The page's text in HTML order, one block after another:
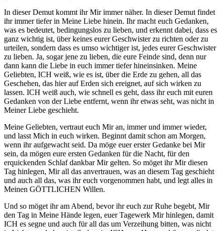
In dieser Demut kommt ihr Mir immer näher. In dieser Demut findet
ihr immer tiefer in Meine Liebe hinein. Ihr macht euch Gedanken,
was es bedeutet, bedingungslos zu lieben, und erkennt dabei, dass es
ganz wichtig ist, über keines eurer Geschwister zu richten oder zu
urteilen, sondern dass es umso wichtiger ist, jedes eurer Geschwister
zu lieben. Ja, sogar jene zu lieben, die eure Feinde sind, denn nur
dann kann die Liebe in euch immer tiefer hineinsinken. Meine
Geliebten, ICH weiß, wie es ist, über die Erde zu gehen, all das
Geschehen, das hier auf Erden sich ereignet, auf sich wirken zu
lassen. ICH weiß auch, wie schnell es geht, dass ihr euch mit euren
Gedanken von der Liebe entfernt, wenn ihr etwas seht, was nicht in
Meiner Liebe geschieht.
Meine Geliebten, vertraut euch Mir an, immer und immer wieder,
und lasst Mich in euch wirken. Beginnt damit schon am Morgen,
wenn ihr aufgewacht seid. Da möge euer erster Gedanke bei Mir
sein, da mögen eure ersten Gedanken für die Nacht, für den
erquickenden Schlaf dankbar Mir gelten. So möget ihr Mir diesen
Tag hinlegen, Mir all das anvertrauen, was an diesem Tag geschieht
und auch all das, was ihr euch vorgenommen habt, und legt alles in
Meinen GÖTTLICHEN Willen.
Und so möget ihr am Abend, bevor ihr euch zur Ruhe begebt, Mir
den Tag in Meine Hände legen, euer Tagewerk Mir hinlegen, damit
ICH es segne und auch für all das um Verzeihung bitten, was nicht